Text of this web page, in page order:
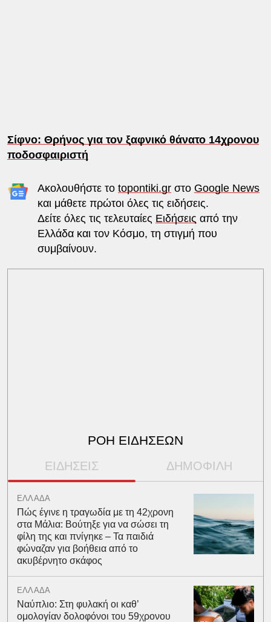
Σίφνο: Θρήνος για τον ξαφνικό θάνατο 14χρονου
ποδοσφαιριστή
Ακολουθήστε το topontiki.grστο Google News
και μάθετε πρώτοι όλες τις ειδήσεις.
Δείτε όλες τις τελευταίες Ειδήσεις από την
Ελλάδα και τον Κόσμο, τη στιγμή που
συμβαίνουν.
ΡΟΗ ΕΙΔΗΣΕΩΝ
ΕΙΔΗΣΕΙΣ ΔΗΜΟΦΙΛΗ
ΕΛΛΑΔΑ
Πώς έγινε η τραγωδία με τη 42χρονη
στα Μάλια: Βούτηξε για να σώσει τη
φίλη της και πνίγηκε – Τα παιδιά
φώναζαν για βοήθεια από το
ακυβέρνητο σκάφος
ΕΛΛΑΔΑ
Ναύπλιο: Στη φυλακή οι καθ’
ομολογίαν δολοφόνοι του 59χρονου